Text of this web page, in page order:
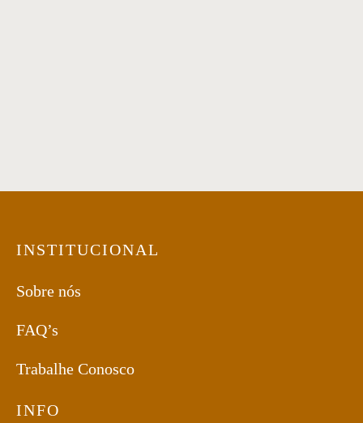
INSTITUCIONAL
Sobre nós
FAQ’s
Trabalhe Conosco
INFO